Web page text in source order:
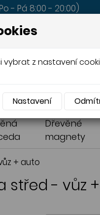
- Pá 8:00 - 20:00)
Dřevěné
magnety
+ auto
střed - vůz
vybrat z nastavení
Nastavení